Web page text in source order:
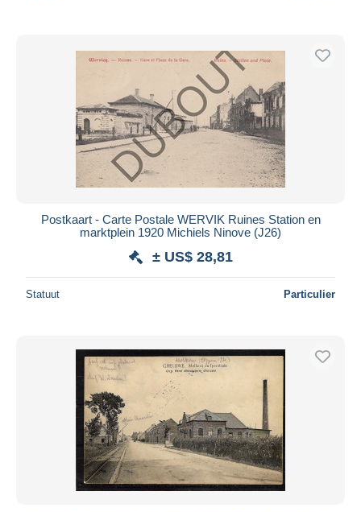
Postkaart - Carte Postale WERVIK Ruines Station en
marktplein 1920 Michiels Ninove (J26)
± US$ 28,81
Statuut Particulier